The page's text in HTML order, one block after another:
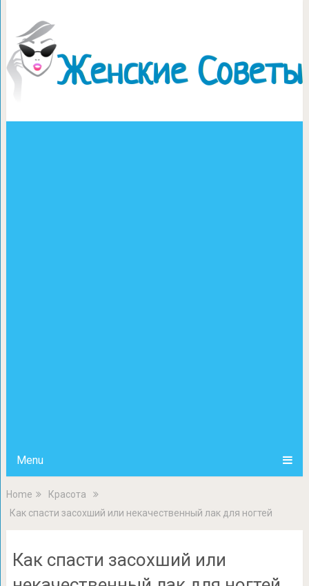
Menu
Home
Красота
Как спасти засохший или некачественный лак для ногтей
Как спасти засохший или